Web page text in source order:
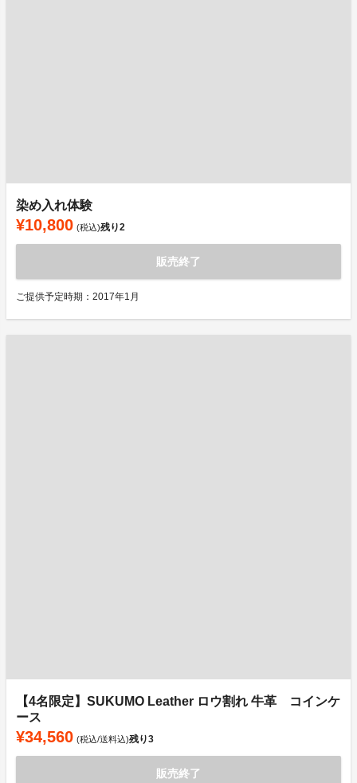
染め入れ体験
¥10,800 (税込)残り2
販売終了
ご提供予定時期：2017年1月
【4名限定】SUKUMO Leather ロウ割れ 牛革 コインケ
ース
¥34,560 (税込/送料込)残り3
販売終了